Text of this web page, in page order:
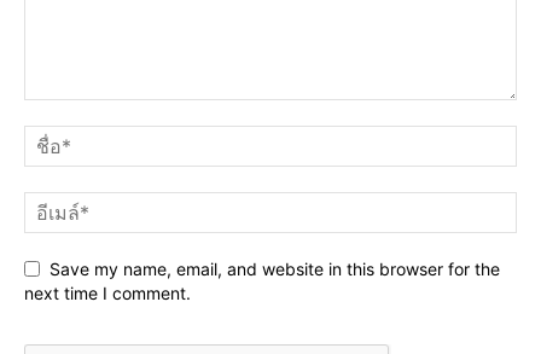
Save my name, email, and website in this browser for the
next time I comment.